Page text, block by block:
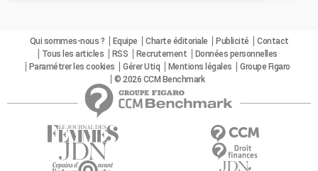
Qui sommes-nous ? Equipe Charte éditoriale Publicité
Contact
Tous les articles
RSS Recrutement
Données personnelles
Paramétrer les cookies
Gérer Utiq Mentions légales
Groupe Figaro
© 2026 CCM Benchmark